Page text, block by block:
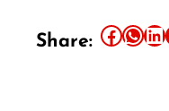
Share: Share this article on Facebook Share this article on WhatsApp Share this article on LinkedIn